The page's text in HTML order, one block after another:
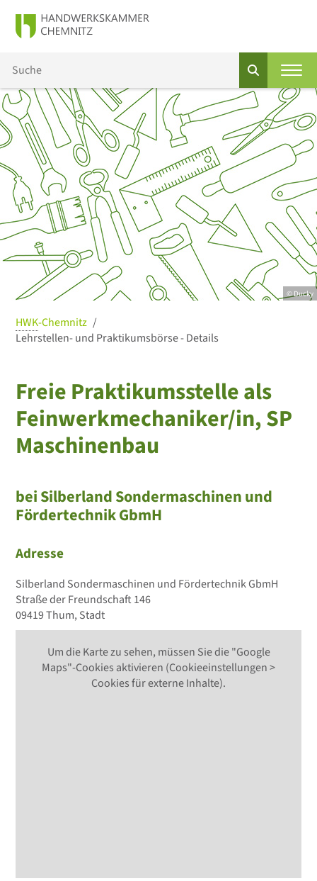
© Ducky
HWK-Chemnitz
Lehrstellen- und Praktikumsbörse - Details
Freie Praktikumsstelle als
Feinwerkmechaniker/in, SP
Maschinenbau
bei Silberland Sondermaschinen und
Fördertechnik GbmH
Adresse
Silberland Sondermaschinen und Fördertechnik GbmH
Straße der Freundschaft 146
09419 Thum, Stadt
Um die Karte zu sehen, müssen Sie die "Google
Maps"-Cookies aktivieren (Cookieeinstellungen >
Cookies für externe Inhalte).